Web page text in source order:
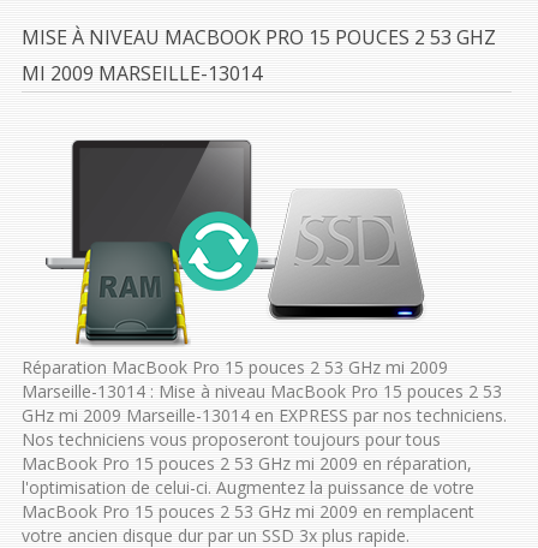
MISE À NIVEAU MACBOOK PRO 15 POUCES 2 53 GHZ
MI 2009 MARSEILLE-13014
Réparation MacBook Pro 15 pouces 2 53 GHz mi 2009
Marseille-13014 : Mise à niveau MacBook Pro 15 pouces 2 53
GHz mi 2009 Marseille-13014 en EXPRESS par nos techniciens.
Nos techniciens vous proposeront toujours pour tous
MacBook Pro 15 pouces 2 53 GHz mi 2009 en réparation,
l'optimisation de celui-ci. Augmentez la puissance de votre
MacBook Pro 15 pouces 2 53 GHz mi 2009 en remplacent
votre ancien disque dur par un SSD 3x plus rapide.